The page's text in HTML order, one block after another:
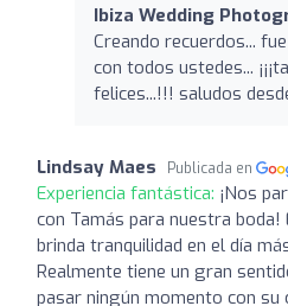
Ibiza Wedding
Creando recuerdos...
con todos ustedes...
felices...!!! saludos
Lindsay Maes Publicada en
Experiencia fantástica: ¡Nos
con Tamás para nuestra
brinda tranquilidad en el día
Realmente tiene un gran
pasar ningún momento con su